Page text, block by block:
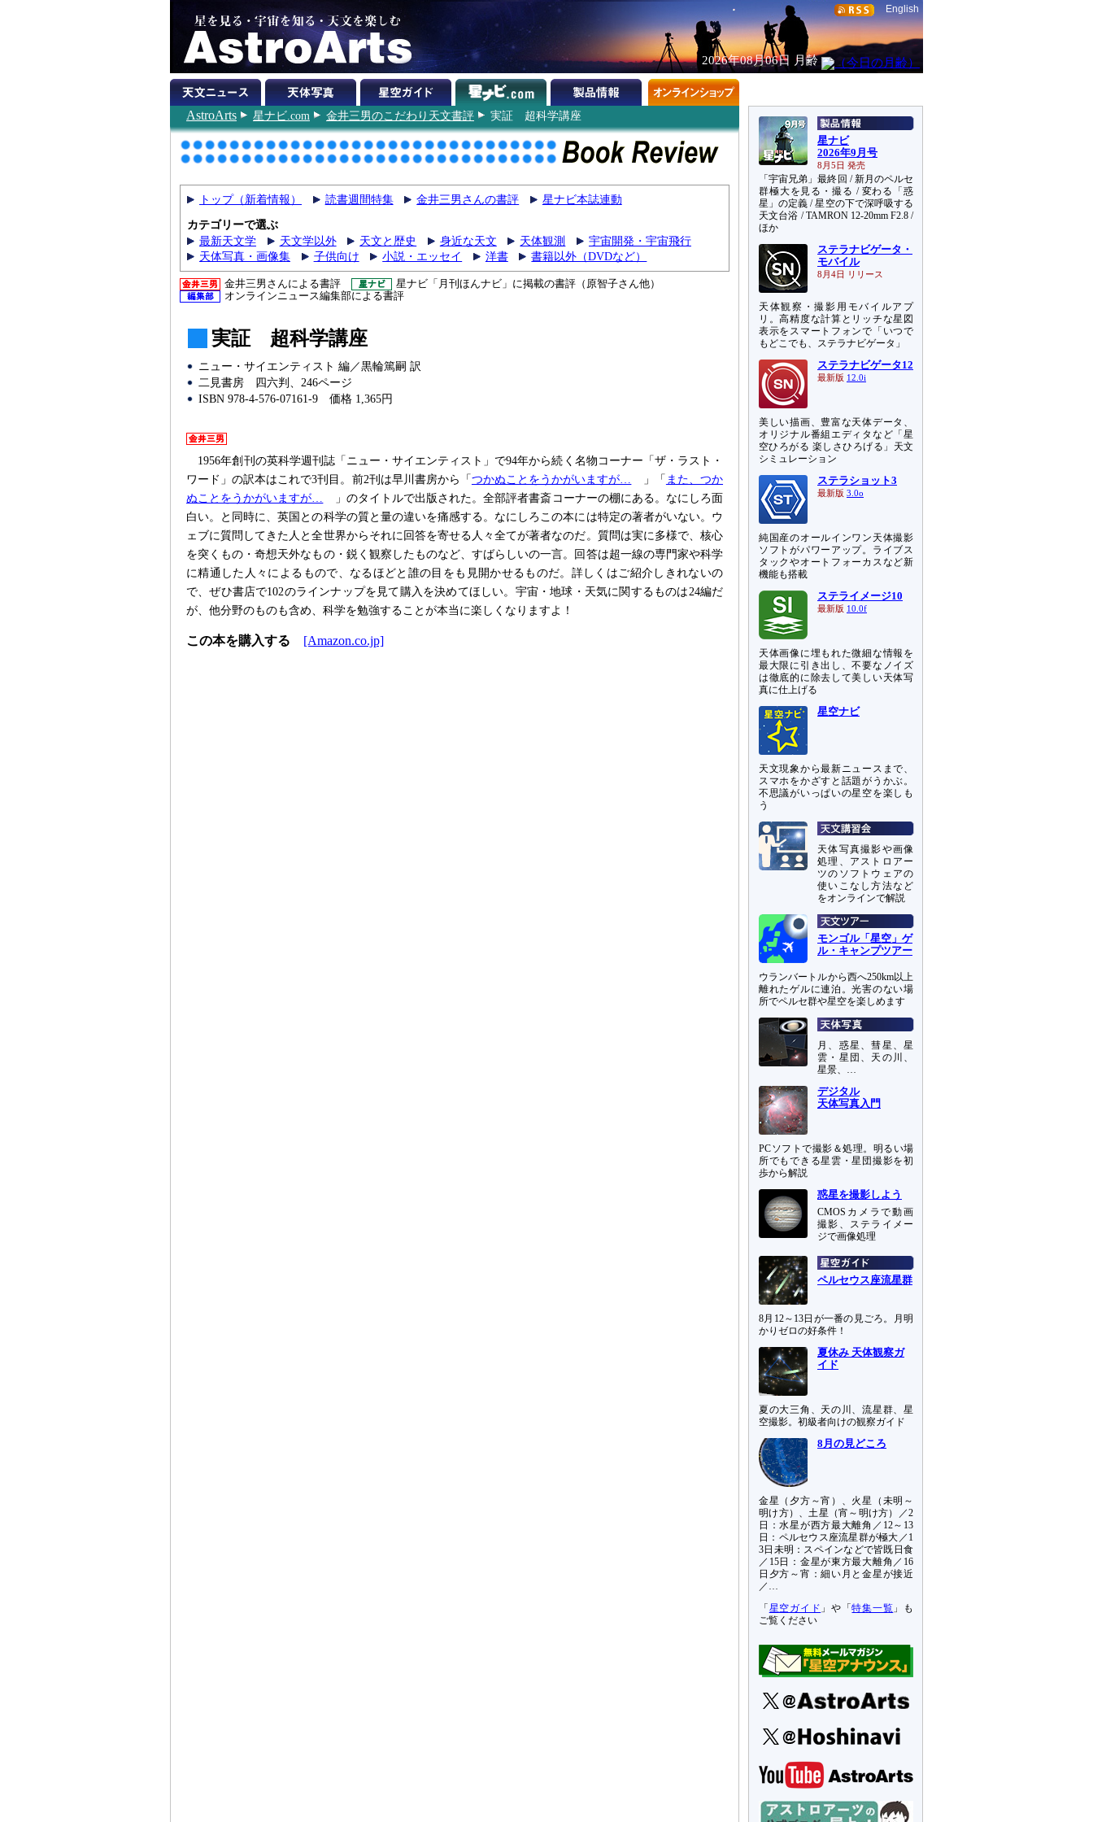
English
2026年08月06日 月齢
AstroArts 星ナビ.com 金井三男のこだわり天文書評 実証 超科学講座
トップ（新着情報） 読書週間特集 金井三男さんの書評 星ナビ本誌連動
カテゴリーで選ぶ
最新天文学
天文学以外 天文と歴史 身近な天文 天体観測
宇宙開発・宇宙飛行
天体写真・画像集
子供向け 小説・エッセイ 洋書 書籍以外（DVDなど）
金井三男さんによる書評
星ナビ「月刊ほんナビ」に掲載の書評（原智子さん他）
オンラインニュース編集部による書評
実証 超科学講座
ニュー・サイエンティスト 編／黒輪篤嗣 訳
二見書房
四六判、246ページ
ISBN 978-4-576-07161-9
価格 1,365円
1956年創刊の英科学週刊誌「ニュー・サイエンティスト」で94年から続く名物コーナー「ザ・ラスト・
ワード」の訳本はこれで3刊目。前2刊は早川書房から「つかぬことをうかがいますが… 」「 また、つか
ぬことをうかがいますが…
」のタイトルで出版された。全部評者書斎コーナーの棚にある。なにしろ面
白い。と同時に、英国との科学の質と量の違いを痛感する。なにしろこの本には特定の著者がいない。ウ
ェブに質問してきた人と全世界からそれに回答を寄せる人々全てが著者なのだ。質問は実に多様で、核心
を突くもの・奇想天外なもの・鋭く観察したものなど、すばらしいの一言。回答は超一線の専門家や科学
に精通した人々によるもので、なるほどと誰の目をも見開かせるものだ。詳しくはご紹介しきれないの
で、ぜひ書店で102のラインナップを見て購入を決めてほしい。宇宙・地球・天気に関するものは24編だ
が、他分野のものも含め、科学を勉強することが本当に楽しくなりますよ！
この本を購入する [Amazon.co.jp]
星ナビ
2026年9月号
8月5日 発売
「宇宙兄弟」最終回 / 新月のペルセ
群極大を見る・撮る / 変わる「惑
星」の定義 / 星空の下で深呼吸する
天文台浴 / TAMRON 12-20mm F2.8 /
ほか
ステラナビゲータ・
モバイル
8月4日 リリース
天体観察・撮影用モバイルアプ
リ。高精度な計算とリッチな星図
表示をスマートフォンで「いつで
もどこでも、ステラナビゲータ」
ステラナビゲータ12
最新版 12.0i
美しい描画、豊富な天体データ、
オリジナル番組エディタなど「星
空ひろがる 楽しさひろげる」天文
シミュレーション
ステラショット3
最新版 3.0o
純国産のオールインワン天体撮影
ソフトがパワーアップ。ライブス
タックやオートフォーカスなど新
機能も搭載
ステライメージ10
最新版 10.0f
天体画像に埋もれた微細な情報を
最大限に引き出し、不要なノイズ
は徹底的に除去して美しい天体写
真に仕上げる
星空ナビ
天文現象から最新ニュースまで、
スマホをかざすと話題がうかぶ。
不思議がいっぱいの星空を楽しも
う
天体写真撮影や画像
処理、アストロアー
ツのソフトウェアの
使いこなし方法など
をオンラインで解説
モンゴル「星空」ゲ
ル・キャンプツアー
ウランバートルから西へ250km以上
離れたゲルに連泊。光害のない場
所でペルセ群や星空を楽しめます
月、惑星、彗星、星
雲・星団、天の川、
星景、…
デジタル
天体写真入門
PCソフトで撮影＆処理。明るい場
所でもできる星雲・星団撮影を初
歩から解説
惑星を撮影しよう
CMOSカメラで動画
撮影、ステライメー
ジで画像処理
ペルセウス座流星群
8月12～13日が一番の見ごろ。月明
かりゼロの好条件！
夏休み 天体観察ガ
イド
夏の大三角、天の川、流星群、星
空撮影。初級者向けの観察ガイド
8月の見どころ
金星（夕方～宵）、火星（未明～
明け方）、土星（宵～明け方）／2
日：水星が西方最大離角／12～13
日：ペルセウス座流星群が極大／1
3日未明：スペインなどで皆既日食
／15日：金星が東方最大離角／16
日夕方～宵：細い月と金星が接近
／…
「 星空ガイド 」や「特集一覧 」も
ご覧ください